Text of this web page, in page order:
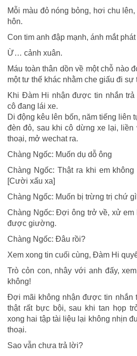
Mỗi màu đỏ nóng bỏng, hơi chu
hôn.
Con tim anh đập mạnh, ánh mắt phát
Ừ… cảnh xuân.
Máu toàn thân dồn về một chỗ nào
một tư thế khác nhằm che giấu đi sự
Khi Đàm Hi nhận được tin nhắn
cô đang lái xe.
Di động kêu lên bốn, năm tiếng liên
đèn đỏ, sau khi cô dừng xe lại, liền
thoại, mở wechat ra.
Chàng Ngốc: Muốn dụ dỗ ông
Chàng Ngốc: Thật ra khi em
[Cười xấu xa]
Chàng Ngốc: Muốn bị trừng trị chứ
Chàng Ngốc: Đợi ông trở về, xử em
được giường.
Chàng Ngốc: Đâu rồi?
Xem xong tin cuối cùng, Đàm Hi
Trò cỏn con, nhây với anh đấy,
không!
Đợi mãi không nhận được tin nhắn
thật rất bực bội, sau khi tan họp
xong hai tập tài liệu lại không nhịn
thoại.
Sao vẫn chưa trả lời?